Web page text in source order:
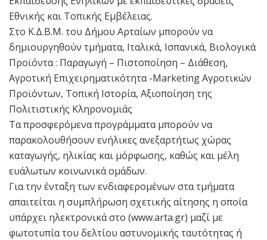
Εθνικής και Τοπικής Εμβέλειας.
Στο Κ.Δ.Β.Μ. του Δήμου Αρταίων μπορούν να
δημιουργηθούν τμήματα, Ιταλικά, Ισπανικά, Βιολογικά
Προϊόντα : Παραγωγή – Πιστοποίηση – Διάθεση,
Αγροτική Επιχειρηματικότητα -Marketing Αγροτικών
Προϊόντων, Τοπική Ιστορία, Αξιοποίηση της
Πολιτιστικής Κληρονομιάς
Τα προσφερόμενα προγράμματα μπορούν να
παρακολουθήσουν ενήλικες ανεξαρτήτως χώρας
καταγωγής, ηλικίας και μόρφωσης, καθώς και μέλη
ευάλωτων κοινωνικά ομάδων.
Για την ένταξη των ενδιαφερομένων στα τμήματα
απαιτείται η συμπλήρωση σχετικής αίτησης η οποία
υπάρχει ηλεκτρονικά στο (www.arta.gr) μαζί με
φωτοτυπία του δελτίου αστυνομικής ταυτότητας ή